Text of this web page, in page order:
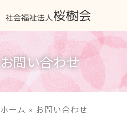
お問い合わせ
ホーム » お問い合わせ